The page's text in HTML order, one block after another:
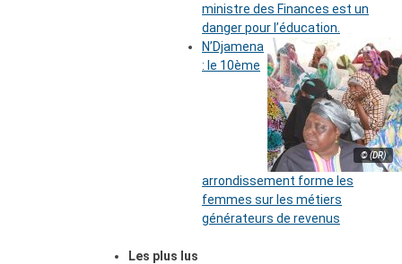
ministre des Finances est un
danger pour l’éducation.
© (DR)
N’Djamena
: le 10ème
arrondissement forme les
femmes sur les métiers
générateurs de revenus
Les plus lus